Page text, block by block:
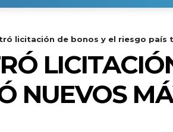
licitación de bonos y el riesgo país
NUEVOS